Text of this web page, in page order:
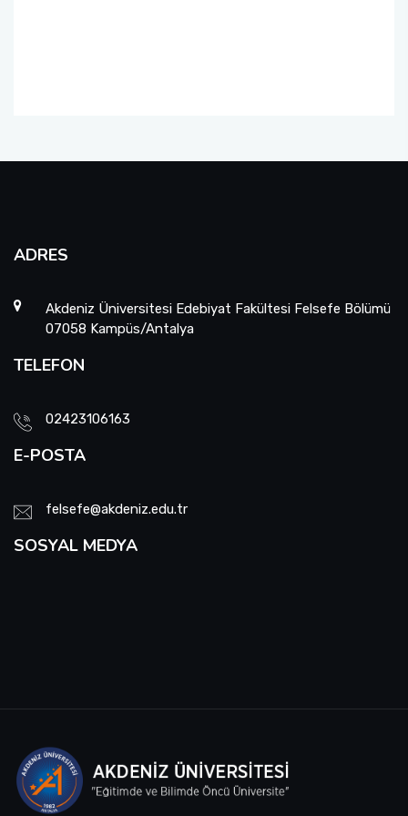
ADRES
Akdeniz Üniversitesi Edebiyat Fakültesi Felsefe Bölümü
07058 Kampüs/Antalya
TELEFON
02423106163
E-POSTA
felsefe@akdeniz.edu.tr
SOSYAL MEDYA